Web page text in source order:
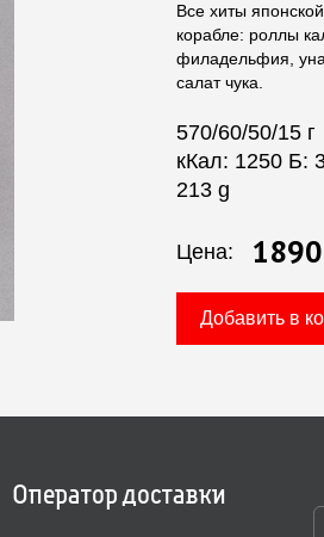
Все хиты
корабле: роллы
филадельфия,
салат чука.
570/60/50/15 г
кКал: 1250 Б:
213 g
Цена:
Добавить в
Оператор доставки